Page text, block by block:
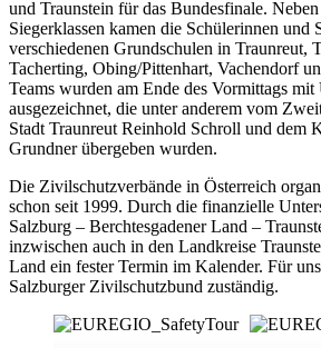
und Traunstein für das Bundesfinale.
Siegerklassen kamen die Schülerinnen und
verschiedenen Grundschulen in Traunreut,
Tacherting, Obing/Pittenhart, Vachendorf
Teams wurden am Ende des Vormittags
ausgezeichnet, die unter anderem vom
Stadt Traunreut Reinhold Schroll und dem
Grundner übergeben wurden.
Die Zivilschutzverbände in Österreich
schon seit 1999. Durch die finanzielle
Salzburg – Berchtesgadener Land –
inzwischen auch in den Landkreise
Land ein fester Termin im Kalender. Für
Salzburger Zivilschutzbund zuständig.